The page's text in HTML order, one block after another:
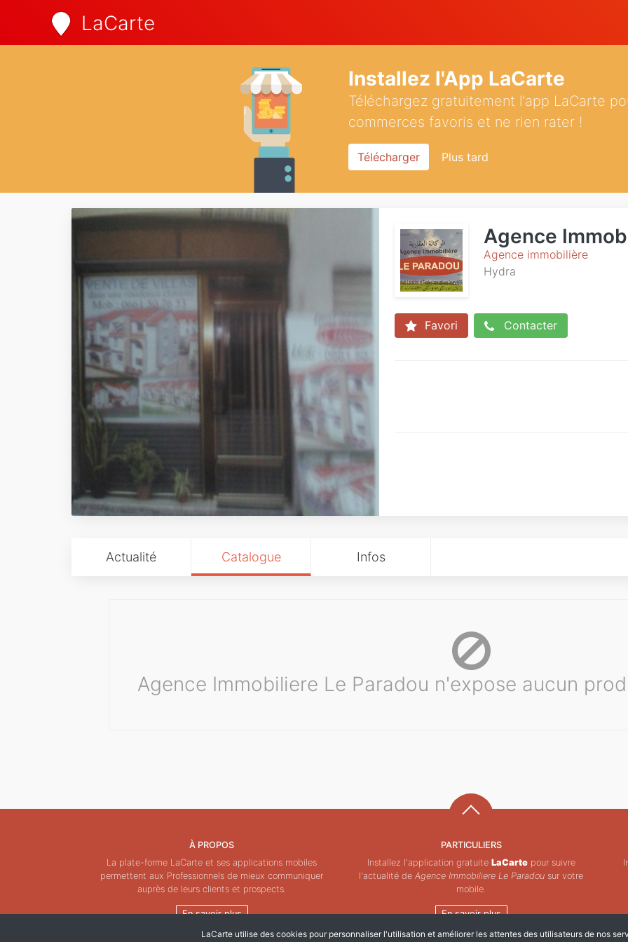
LaCarte
Installez l'App LaCarte
Téléchargez gratuitement l'app LaCarte
commerces favoris et ne rien rater !
Télécharger Plus tard
Agence
Agence immobilière
Hydra
Favori Contacter
Actualité Catalogue Infos
Agence Immobiliere Le Paradou n'expose aucun
À PROPOS
La plate-forme LaCarte et ses applications mobiles
permettent aux Professionnels de mieux communiquer
auprès de leurs clients et prospects.
En savoir plus
PARTICULIERS
Installez l'application gratuite LaCartepour suivre
l'actualité de Agence Immobiliere Le Paradou sur votre
mobile.
En savoir plus
LaCarte utilise des cookies pour personnaliser l'utilisation et améliorer les attentes des utilisateurs de nos